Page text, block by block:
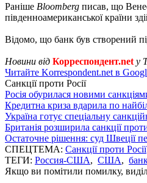
Раніше Bloomberg писав, що
південноамериканської країни
Відомо, що банк був створений
Новини від Корреспондент.net у
Читайте Korrespondent.net в
Санкції проти Росії
Росія обурилася новими
Кредитна криза вдарила по
Україна готує спеціальну
Британія розширила санкції
Остаточне рішення: суд Швеції
СПЕЦТЕМА: Санкції проти Росії
ТЕГИ: Россия-США, США,
Якщо ви помітили помилку,